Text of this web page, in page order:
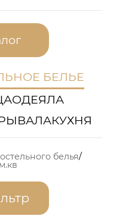
БЕЛЬЕ
ОДЕЯЛА
КУХНЯ
белья